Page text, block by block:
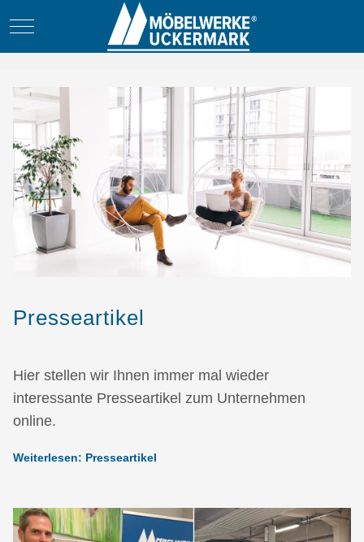
Mobile Menu Toggle
Presseartikel
Hier stellen wir Ihnen immer mal wieder
interessante Presseartikel zum Unternehmen
online.
Weiterlesen: Presseartikel